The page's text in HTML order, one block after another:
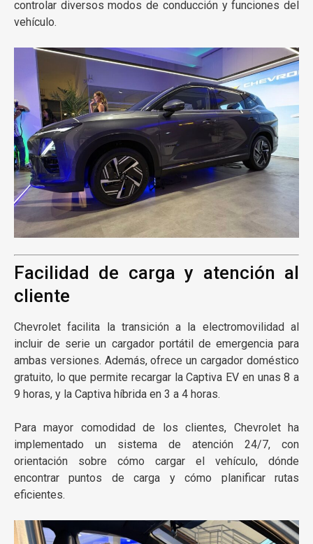
controlar diversos modos de conducción y funciones del
vehículo.
Facilidad de carga y atención al
cliente
Chevrolet facilita la transición a la electromovilidad al
incluir de serie un cargador portátil de emergencia para
ambas versiones. Además, ofrece un cargador doméstico
gratuito, lo que permite recargar la Captiva EV en unas 8 a
9 horas, y la Captiva híbrida en 3 a 4 horas.
Para mayor comodidad de los clientes, Chevrolet ha
implementado un sistema de atención 24/7, con
orientación sobre cómo cargar el vehículo, dónde
encontrar puntos de carga y cómo planificar rutas
eficientes.